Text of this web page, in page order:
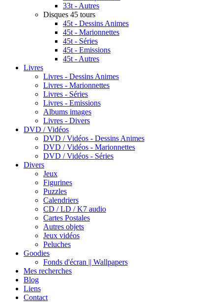
33t - Autres
Disques 45 tours
45t - Dessins Animes
45t - Marionnettes
45t - Séries
45t - Emissions
45t - Autres
Livres
Livres - Dessins Animes
Livres - Marionnettes
Livres - Séries
Livres - Emissions
Albums images
Livres - Divers
DVD / Vidéos
DVD / Vidéos - Dessins Animes
DVD / Vidéos - Marionnettes
DVD / Vidéos - Séries
Divers
Jeux
Figurines
Puzzles
Calendriers
CD / LD / K7 audio
Cartes Postales
Autres objets
Jeux vidéos
Peluches
Goodies
Fonds d'écran || Wallpapers
Mes recherches
Blog
Liens
Contact